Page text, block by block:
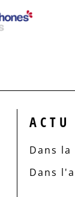
ACTU
Dans la
Dans